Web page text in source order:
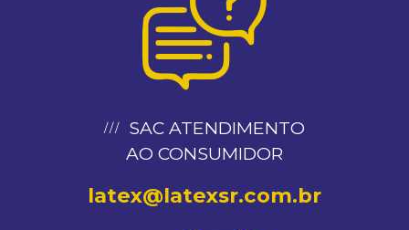
SAC ATENDIMENTO
AO CONSUMIDOR
latex@latexsr.com.br